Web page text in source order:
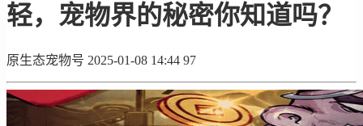
轻，宠物界的秘密你知道吗？
原生态宠物号 2025-01-08 14:44 97